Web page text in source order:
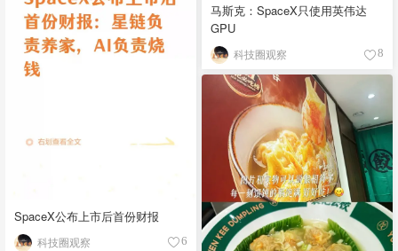
SpaceX公布上市后首份财报
科技圈观察 6
马斯克：SpaceX只使用英伟达
GPU
科技圈观察 8